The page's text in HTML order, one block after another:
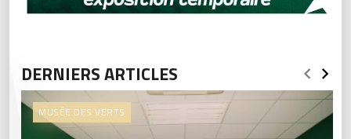
DERNIERS ARTICLES
MUSÉE DES VERTS